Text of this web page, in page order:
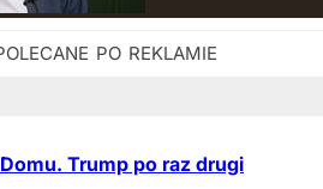
Trump po raz drugi